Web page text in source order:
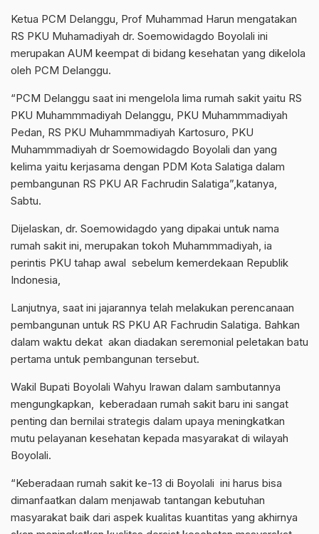
Ketua PCM Delanggu, Prof Muhammad Harun mengatakan
RS PKU Muhamadiyah dr. Soemowidagdo Boyolali ini
merupakan AUM keempat di bidang kesehatan yang dikelola
oleh PCM Delanggu.
“PCM Delanggu saat ini mengelola lima rumah sakit yaitu RS
PKU Muhammmadiyah Delanggu, PKU Muhammmadiyah
Pedan, RS PKU Muhammmadiyah Kartosuro, PKU
Muhammmadiyah dr Soemowidagdo Boyolali dan yang
kelima yaitu kerjasama dengan PDM Kota Salatiga dalam
pembangunan RS PKU AR Fachrudin Salatiga”,katanya,
Sabtu.
Dijelaskan, dr. Soemowidagdo yang dipakai untuk nama
rumah sakit ini, merupakan tokoh Muhammmadiyah, ia
perintis PKU tahap awal sebelum kemerdekaan Republik
Indonesia,
Lanjutnya, saat ini jajarannya telah melakukan perencanaan
pembangunan untuk RS PKU AR Fachrudin Salatiga. Bahkan
dalam waktu dekat akan diadakan seremonial peletakan batu
pertama untuk pembangunan tersebut.
Wakil Bupati Boyolali Wahyu Irawan dalam sambutannya
mengungkapkan, keberadaan rumah sakit baru ini sangat
penting dan bernilai strategis dalam upaya meningkatkan
mutu pelayanan kesehatan kepada masyarakat di wilayah
Boyolali.
“Keberadaan rumah sakit ke-13 di Boyolali ini harus bisa
dimanfaatkan dalam menjawab tantangan kebutuhan
masyarakat baik dari aspek kualitas kuantitas yang akhirnya